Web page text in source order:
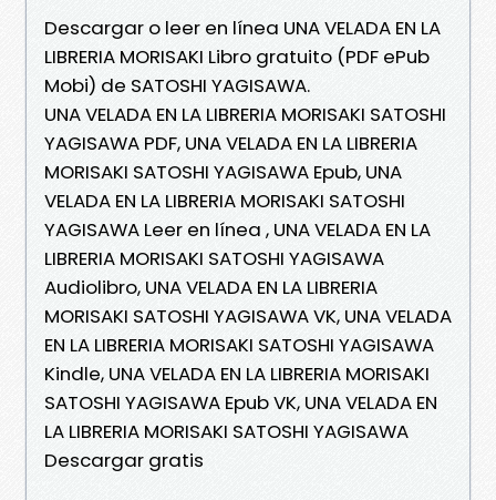
Descargar o leer en línea UNA VELADA EN LA
LIBRERIA MORISAKI Libro gratuito (PDF ePub
Mobi) de SATOSHI YAGISAWA.
UNA VELADA EN LA LIBRERIA MORISAKI SATOSHI
YAGISAWA PDF, UNA VELADA EN LA LIBRERIA
MORISAKI SATOSHI YAGISAWA Epub, UNA
VELADA EN LA LIBRERIA MORISAKI SATOSHI
YAGISAWA Leer en línea , UNA VELADA EN LA
LIBRERIA MORISAKI SATOSHI YAGISAWA
Audiolibro, UNA VELADA EN LA LIBRERIA
MORISAKI SATOSHI YAGISAWA VK, UNA VELADA
EN LA LIBRERIA MORISAKI SATOSHI YAGISAWA
Kindle, UNA VELADA EN LA LIBRERIA MORISAKI
SATOSHI YAGISAWA Epub VK, UNA VELADA EN
LA LIBRERIA MORISAKI SATOSHI YAGISAWA
Descargar gratis